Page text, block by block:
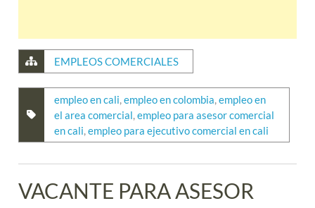
EMPLEOS COMERCIALES
empleo en cali,empleo en colombia,empleo en
el area comercial,empleo para asesor comercial
en cali,empleo para ejecutivo comercial en cali
VACANTE PARA ASESOR